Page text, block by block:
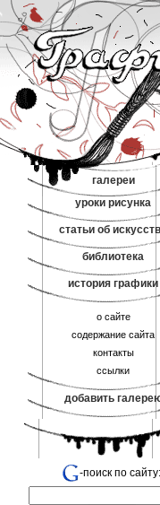
галереи
уроки рисунка
статьи об
библиотека
история графики
о сайте
содержание сайта
контакты
ссылки
добавить
-поиск по сайту: